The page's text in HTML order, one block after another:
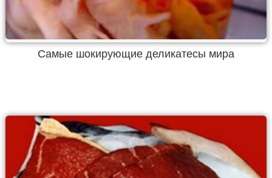
Самые шокирующие деликатесы мира